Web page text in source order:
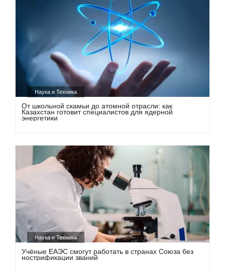
Наука и Техника
От школьной скамьи до атомной отрасли: как
Казахстан готовит специалистов для ядерной
энергетики
Наука и Техника
Учёные ЕАЭС смогут работать в странах Союза без
нострификации званий